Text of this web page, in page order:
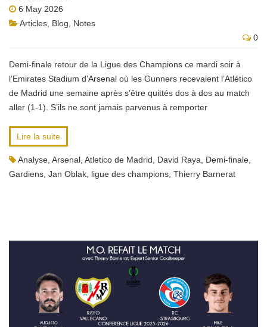
6 May 2026
Articles Blog
Notes
0
Demi-finale retour de la Ligue des Champions ce mardi soir à
l’Emirates Stadium d’Arsenal où les Gunners recevaient l’Atlético
de Madrid une semaine après s’être quittés dos à dos au match
aller (1-1). S’ils ne sont jamais parvenus à remporter
Lire la suite
Analyse Arsenal Atletico de Madrid David Raya Demi-finale
Gardiens Jan Oblak ligue des champions Thierry Barnerat